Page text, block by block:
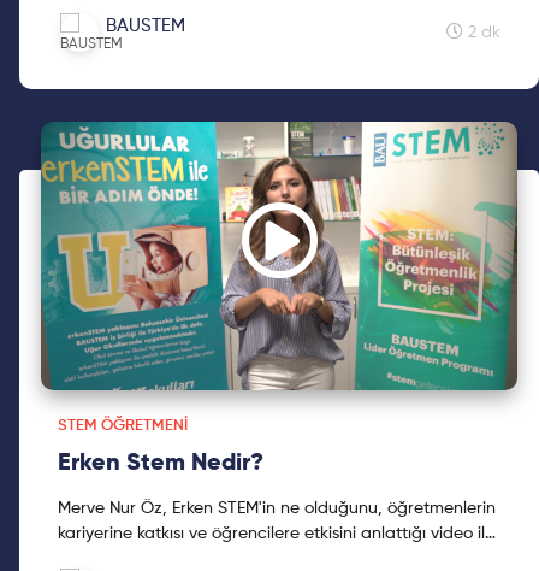
BAUSTEM 2 dk
STEM ÖĞRETMENI
Erken Stem Nedir?
Merve Nur Öz, Erken STEM'in ne olduğunu, öğretmenlerin
kariyerine katkısı ve öğrencilere etkisini anlattığı video ile